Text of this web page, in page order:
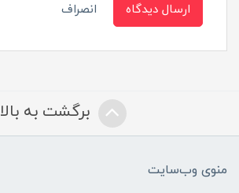
ارسال دیدگاه انصراف
برگشت به بالا
منوی وب‌سایت